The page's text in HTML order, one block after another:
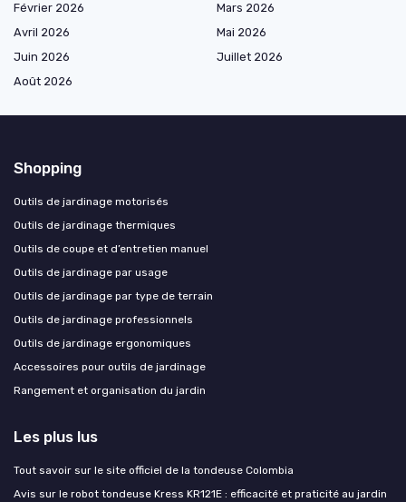
Février 2026
Mars 2026
Avril 2026
Mai 2026
Juin 2026
Juillet 2026
Août 2026
Shopping
Outils de jardinage motorisés
Outils de jardinage thermiques
Outils de coupe et d’entretien manuel
Outils de jardinage par usage
Outils de jardinage par type de terrain
Outils de jardinage professionnels
Outils de jardinage ergonomiques
Accessoires pour outils de jardinage
Rangement et organisation du jardin
Les plus lus
Tout savoir sur le site officiel de la tondeuse Colombia
Avis sur le robot tondeuse Kress KR121E : efficacité et praticité au jardin